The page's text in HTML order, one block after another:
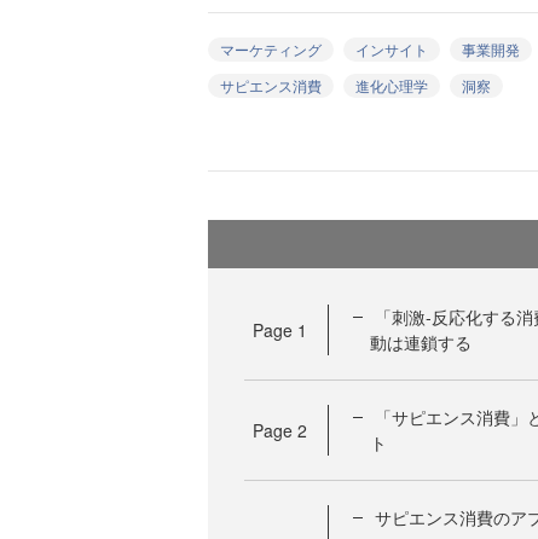
マーケティング インサイト 事業開発
サピエンス消費
進化心理学 洞察
Page 1
「刺激‐反応化する
動は連鎖する
Page 2
「サピエンス消費
ト
サピエンス消費のア